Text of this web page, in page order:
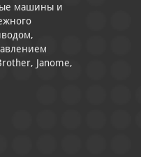
машины и
Janome,